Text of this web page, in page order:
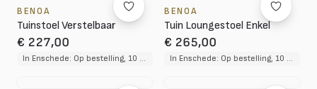
BENOA
Tuinstoel Verstelbaar
€ 227,00
In Enschede: Op bestelling, 10 tot 12 weken levertijd
BENOA
Tuin Loungestoel Enkel
€ 265,00
In Enschede: Op bestelling, 10 tot 12 weken levertijd